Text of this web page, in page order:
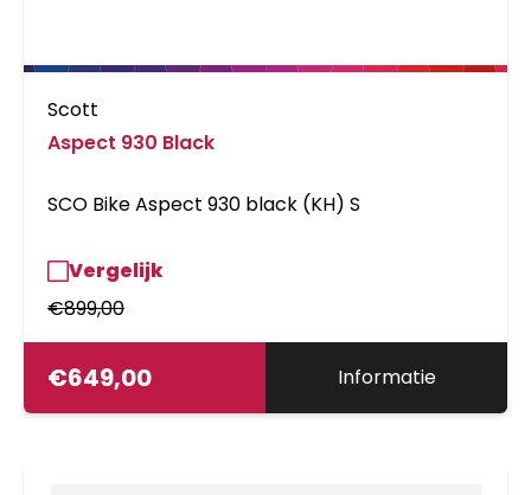
Scott
Aspect 930 Black
SCO Bike Aspect 930 black (KH) S
Vergelijk
€899,00
€649,00 Informatie